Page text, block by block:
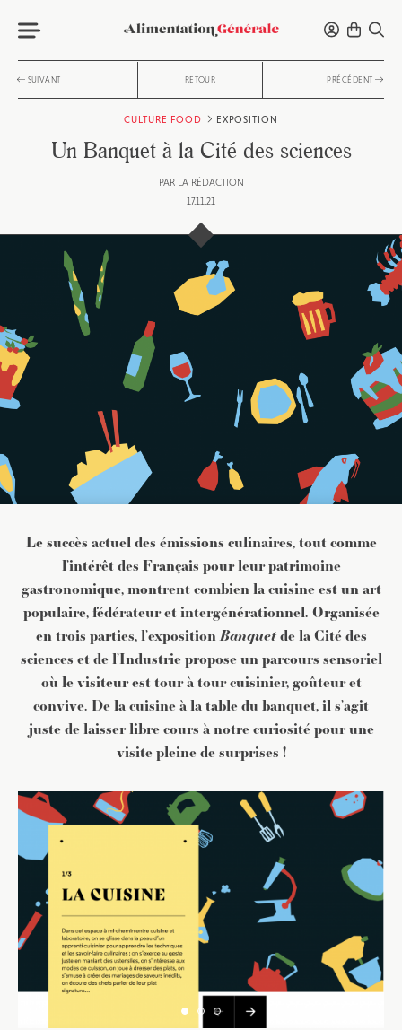
SUIVANT RETOUR PRÉCÉDENT
CULTURE FOOD EXPOSITION
Un Banquet à la Cité des sciences
PAR LA RÉDACTION
17.11.21
Le succès actuel des émissions culinaires, tout comme
l’intérêt des Français pour leur patrimoine
gastronomique, montrent combien la cuisine est un art
populaire, fédérateur et intergénérationnel. Organisée
en trois parties, l’expositionBanquetde la Cité des
sciences et de l’Industrie propose un parcours sensoriel
où le visiteur est tour à tour cuisinier, goûteur et
convive. De la cuisine à la table du banquet, il s’agit
juste de laisser libre cours à notre curiosité pour une
visite pleine de surprises !